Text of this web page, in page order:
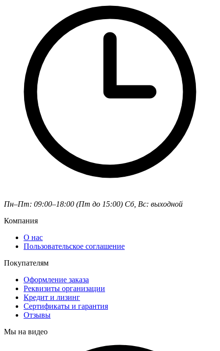
Пн–Пт: 09:00–18:00 (Пт до 15:00) Сб, Вс: выходной
Компания
О нас
Пользовательское соглашение
Покупателям
Оформление заказа
Реквизиты организации
Кредит и лизинг
Сертификаты и гарантия
Отзывы
Мы на видео